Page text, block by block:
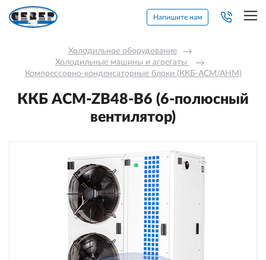
Напишите нам
Холодильное оборудование →
Холодильные машины и агрегаты →
Компрессорно-конденсаторные блоки (ККБ-АСМ/АНМ)
ККБ ACM-ZB48-В6 (6-полюсный
вентилятор)